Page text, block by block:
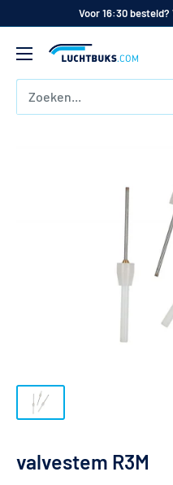
inhoud
Voor 16:30
Luchtbuks.com
valvestem R3M